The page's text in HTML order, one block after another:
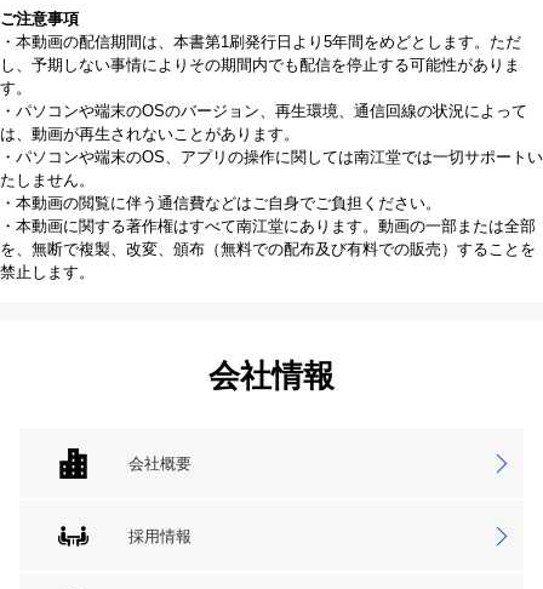
ご注意事項
・本動画の配信期間は、本書第1刷発行日より5年間をめどとします。ただ
し、予期しない事情によりその期間内でも配信を停止する可能性がありま
す。
・パソコンや端末のOSのバージョン、再生環境、通信回線の状況によって
は、動画が再生されないことがあります。
・パソコンや端末のOS、アプリの操作に関しては南江堂では一切サポートい
たしません。
・本動画の閲覧に伴う通信費などはご自身でご負担ください。
・本動画に関する著作権はすべて南江堂にあります。動画の一部または全部
を、無断で複製、改変、頒布（無料での配布及び有料での販売）することを
禁止します。
会社情報
会社概要
採用情報